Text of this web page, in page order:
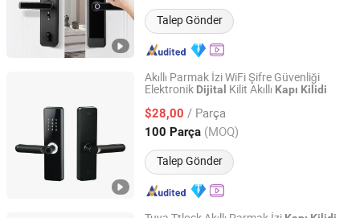
Talep Gönder
Akıllı Parmak İzi WiFi Şifre Güvenliği
Elektronik Dijital Kilit Akıllı Kapı Kilidi
$28,00 / Parça
100 Parça (MOQ)
Talep Gönder
Dongguan Shuofei Metal Technology Co., Ltd.
Guangdong, China Fiyat 2025